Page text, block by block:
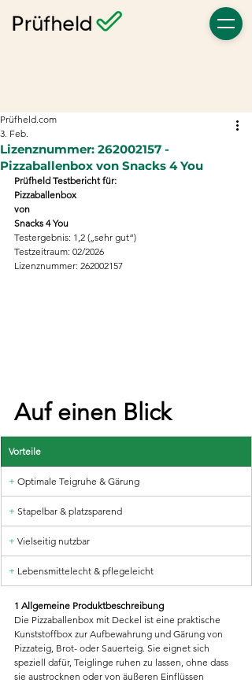
Lizenznummer: 262002157 -
Pizzaballenbox von Snacks 4 You
Prüfheld.com
3. Feb.
Prüfheld Testbericht für:
Pizzaballenbox
von
Snacks 4 You
Testergebnis: 1,2 („sehr gut“)
Testzeitraum: 02/2026
Lizenznummer: 262002157
Auf einen Blick
Vorteile
+ Optimale Teigruhe & Gärung
+ Stapelbar & platzsparend
+ Vielseitig nutzbar
+ Lebensmittelecht & pflegeleicht
1 Allgemeine Produktbeschreibung
Die Pizzaballenbox mit Deckel ist eine praktische
Kunststoffbox zur Aufbewahrung und Gärung von
Pizzateig, Brot- oder Sauerteig. Sie eignet sich
speziell dafür, Teiglinge ruhen zu lassen, ohne dass
sie austrocknen oder von äußeren Einflüssen